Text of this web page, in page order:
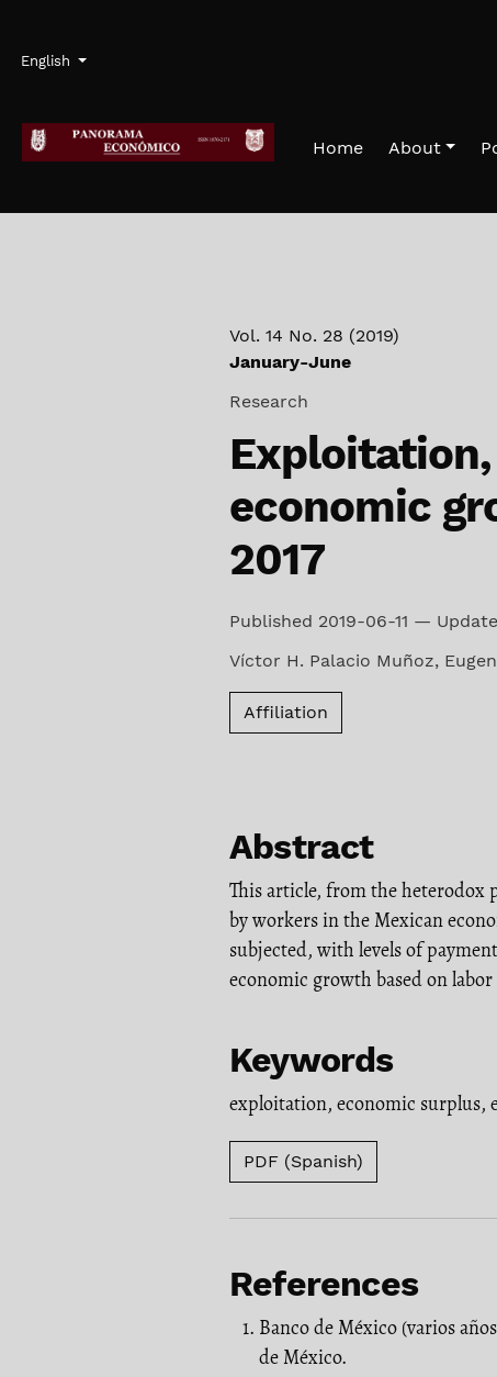
Language
English
Admin menu
Home About
Vol. 14 No. 28 (2019)
January-June
Research
economic
2017
Published 2019-06-11 —
Víctor H. Palacio Muñoz,
Affiliation
Abstract
This article, from the heterodox
by workers in the Mexican
subjected, with levels of
economic growth based on
Keywords
exploitation, economic surplus,
PDF (Spanish)
References
Banco de México (varios
de México.